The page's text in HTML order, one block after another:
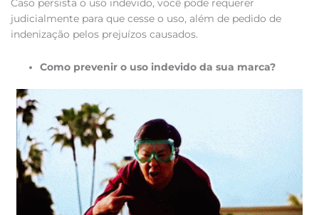
Caso persista o uso indevido, você pode requerer
judicialmente para que cesse o uso, além de pedido de
indenização pelos prejuízos causados.
Como prevenir o uso indevido da sua marca?